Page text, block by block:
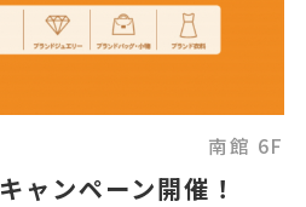
南館 6F
ャンペーン開催！